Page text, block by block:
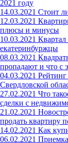
2021 году
14.03.2021 Стоит
12.03.2021
плюсы и минусы
10.03.2021
екатеринбуржцы
08.03.2021
пропадают и что с
04.03.2021 Рейтинг
Свердловской
27.02.2021 Что
сделки с
21.02.2021
продать квартиру
14.02.2021 Как
06.02.2021